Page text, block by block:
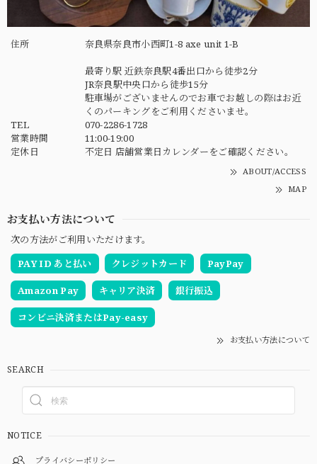
住所 奈良県奈良市小西町1-8 axe unit 1-B
最寄り駅 近鉄奈良駅4番出口から徒歩2分
JR奈良駅中央口から徒歩15分
駐車場がございませんのでお車でお越しの際はお近
くのパーキングをご利用くださいませ。
TEL
070-2286-1728
営業時間
11:00-19:00
定休日
不定日 店舗営業日カレンダーをご確認ください。
ABOUT/ACCESS
MAP
お支払い方法について
次の方法がご利用いただけます。
PAY ID あと払い
クレジットカード PayPay
Amazon Pay キャリア決済 銀行振込
コンビニ決済またはPay-easy
お支払い方法について
SEARCH
NOTICE
プライバシーポリシー